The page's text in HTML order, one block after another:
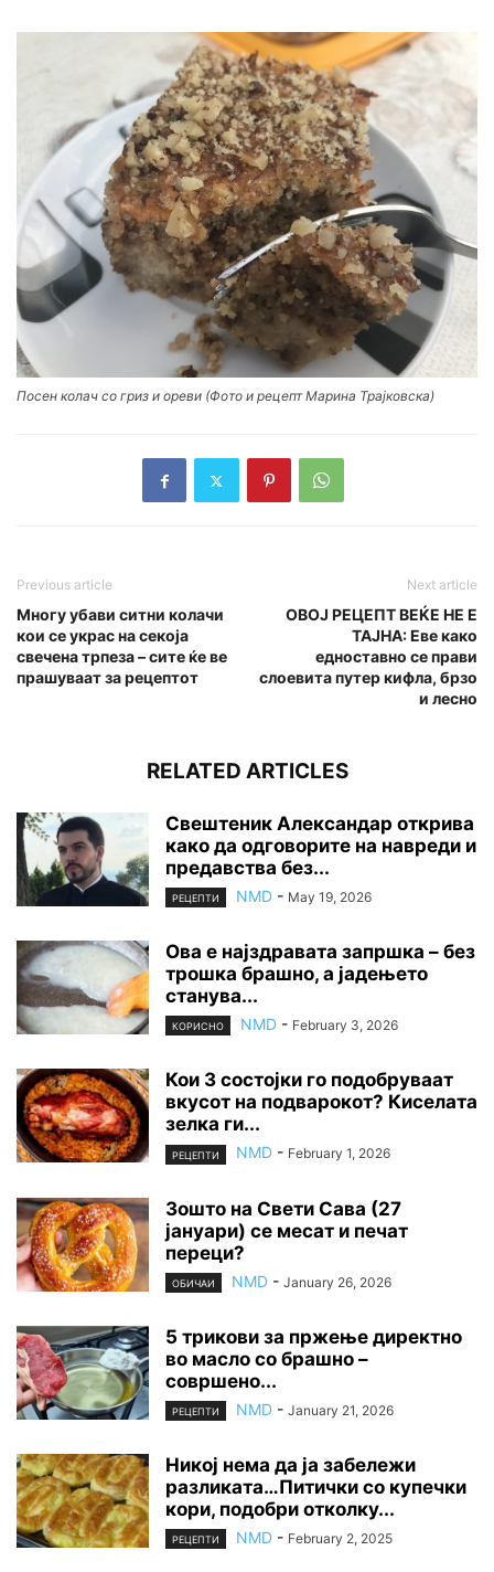
Посен колач со гриз и ореви (Фото и рецепт Марина Трајковска)
Previous article
Многу убави ситни колачи
кои се украс на секоја
свечена трпеза – сите ќе ве
прашуваат за рецептот
Next article
ОВОЈ РЕЦЕПТ ВЕЌЕ НЕ Е
ТАЈНА: Еве како
едноставно се прави
слоевита путер кифла, брзо
и лесно
RELATED ARTICLES
Свештеник Александар открива
како да одговорите на навреди и
предавства без...
РЕЦЕПТИ NMD - May 19, 2026
Ова е најздравата запршка – без
трошка брашно, а јадењето
станува...
КОРИСНО NMD - February 3, 2026
Кои 3 состојки го подобруваат
вкусот на подварокот? Киселата
зелка ги...
РЕЦЕПТИ NMD - February 1, 2026
Зошто на Свети Сава (27
јануари) се месат и печат
переци?
ОБИЧАИ NMD - January 26, 2026
5 трикови за пржење директно
во масло со брашно –
совршено...
РЕЦЕПТИ NMD - January 21, 2026
Никој нема да ја забележи
разликата…Питички со купечки
кори, подобри отколку...
РЕЦЕПТИ NMD - February 2, 2025